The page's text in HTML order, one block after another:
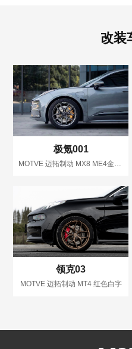
改装
极氪001
MOTVE 迈拓制动 MX8 ME4金色黑字
领克03
MOTVE 迈拓制动 MT4 红色白字